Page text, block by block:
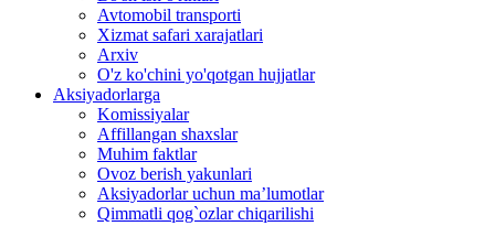
Avtomobil transporti
Xizmat safari xarajatlari
Arxiv
O'z ko'chini yo'qotgan hujjatlar
Aksiyadorlarga
Komissiyalar
Affillangan shaxslar
Muhim faktlar
Ovoz berish yakunlari
Aksiyadorlar uchun ma’lumotlar
Qimmatli qog`ozlar chiqarilishi